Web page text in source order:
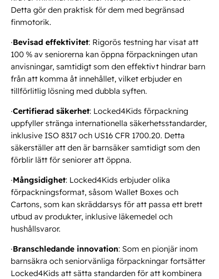
Detta gör den praktisk för dem med begränsad
finmotorik.
·Bevisad effektivitet: Rigorös testning har visat att
100 % av seniorerna kan öppna förpackningen utan
anvisningar, samtidigt som den effektivt hindrar barn
från att komma åt innehållet, vilket erbjuder en
tillförlitlig lösning med dubbla syften.
·Certifierad säkerhet: Locked4Kids förpackning
uppfyller stränga internationella säkerhetsstandarder,
inklusive ISO 8317 och US16 CFR 1700.20. Detta
säkerställer att den är barnsäker samtidigt som den
förblir lätt för seniorer att öppna.
·Mångsidighet: Locked4Kids erbjuder olika
förpackningsformat, såsom Wallet Boxes och
Cartons, som kan skräddarsys för att passa ett brett
utbud av produkter, inklusive läkemedel och
hushållsvaror.
·Branschledande innovation: Som en pionjär inom
barnsäkra och seniorvänliga förpackningar fortsätter
Locked4Kids att sätta standarden för att kombinera